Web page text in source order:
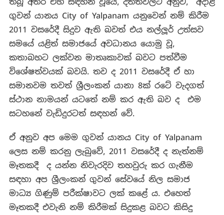
ගුවන් යානය City of Yalpanam යනුවෙන් නම් කිරීම
2011 වසරේදී සිදුව ඇති බවත් එය නල්ලූර් උත්සව
සමයේ යළිත් සමාජයේ අවධානය යොමු වූ,
කතාබහට ලක්වන මාතෘකාවක් බවට පත්වීම
විශේෂත්වයක් බවයි. තව ද 2011 වසරේදී ඒ හා
සමානවම තවත් ශ්‍රීලංකන් යානා 8ක් රටේ වැදගත්
ස්ථාන නාමයන් යටතේ නම් කර ඇති බව ද එම
සටහනේ වැඩිදුරටත් සඳහන් වේ.
ඒ අනුව අප මෙම ගුවන් යානය City of Yalpanam
ලෙස නම් කරනු ලැබුවේ, 2011 වසරේදී ද නැත්නම්
මෑතකදී ද යන්න නිවැරදිව තහවුරු කර ගැනීම
සඳහා අප ශ්‍රීලංකන් ගුවන් සේවයේ නිල සමාජ
මාධ්‍ය ගිණුම් පරීක්ෂාවට ලක් කළේ ය. එහෙත්
මෑතකදී එවැනි නම් කිරීමක් සිදුකළ බවට කිසිදු